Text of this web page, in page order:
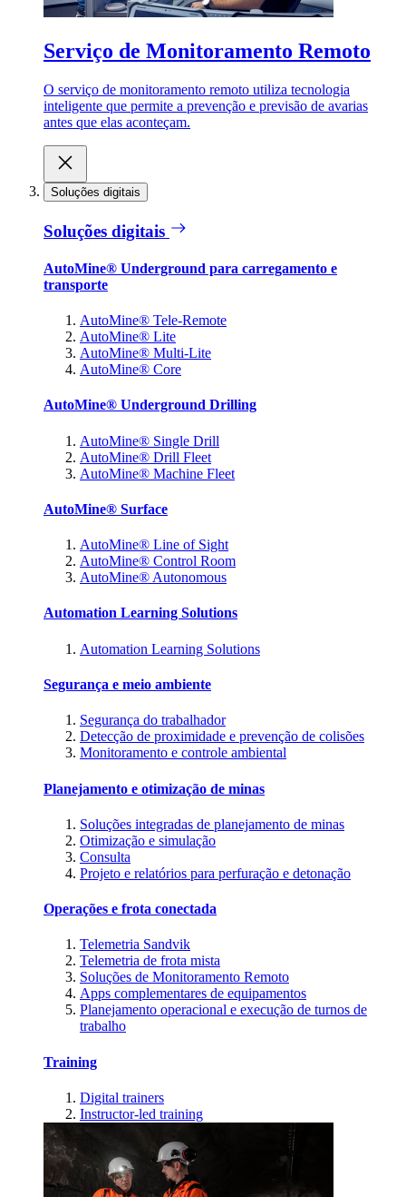
Serviço de Monitoramento Remoto
O serviço de monitoramento remoto utiliza tecnologia
inteligente que permite a prevenção e previsão de avarias
antes que elas aconteçam.
Soluções digitais
Soluções digitais
AutoMine® Underground para carregamento e
transporte
AutoMine® Tele-Remote
AutoMine® Lite
AutoMine® Multi-Lite
AutoMine® Core
AutoMine® Underground Drilling
AutoMine® Single Drill
AutoMine® Drill Fleet
AutoMine® Machine Fleet
AutoMine® Surface
AutoMine® Line of Sight
AutoMine® Control Room
AutoMine® Autonomous
Automation Learning Solutions
Automation Learning Solutions
Segurança e meio ambiente
Segurança do trabalhador
Detecção de proximidade e prevenção de colisões
Monitoramento e controle ambiental
Planejamento e otimização de minas
Soluções integradas de planejamento de minas
Otimização e simulação
Consulta
Projeto e relatórios para perfuração e detonação
Operações e frota conectada
Telemetria Sandvik
Telemetria de frota mista
Soluções de Monitoramento Remoto
Apps complementares de equipamentos
Planejamento operacional e execução de turnos de
trabalho
Training
Digital trainers
Instructor-led training